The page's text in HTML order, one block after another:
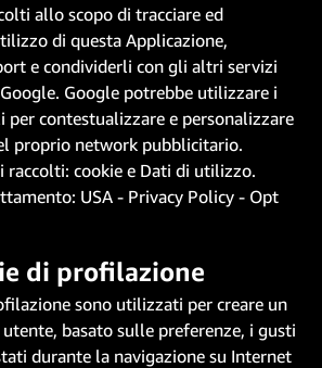
allo scopo di tracciare ed
di questa Applicazione,
e condividerli con gli altri servizi
Google potrebbe utilizzare i
per contestualizzare e personalizzare
proprio network pubblicitario.
raccolti: cookie e Dati di utilizzo.
USA - Privacy Policy - Opt
di profilazione
sono utilizzati per creare un
basato sulle preferenze, i gusti
durante la navigazione su Internet